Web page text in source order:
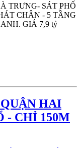
TRƯNG- SÁT PHỐ
CHÂN - 5 TẦNG
GIÁ 7,9 tỷ
HAI
- CHỈ 150M